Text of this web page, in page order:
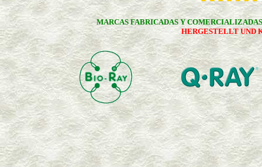
MARCAS FABRICADAS Y
HERGESTELLT UND